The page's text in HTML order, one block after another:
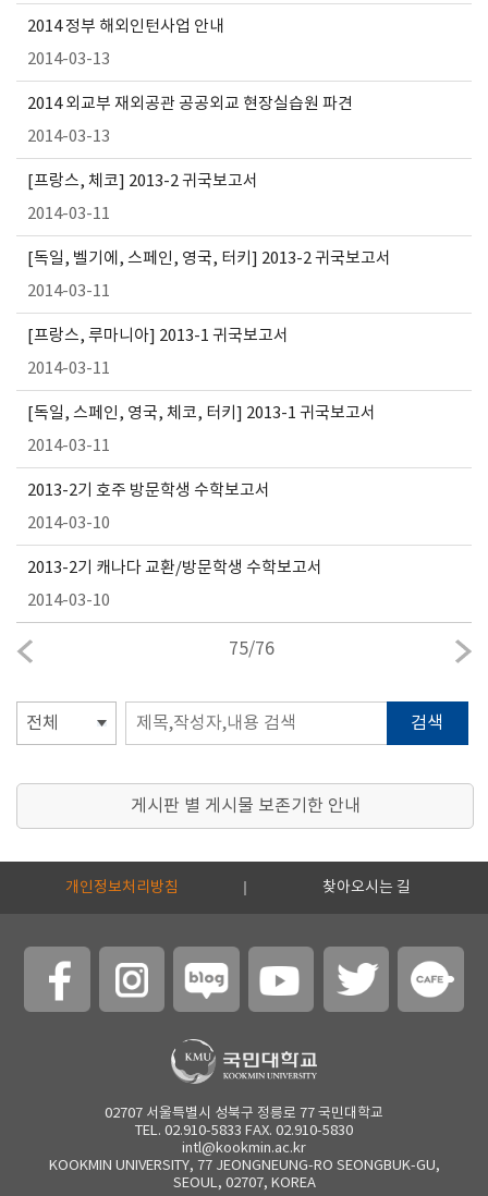
2014 정부 해외인턴사업 안내
2014-03-13
2014 외교부 재외공관 공공외교 현장실습원 파견
2014-03-13
[프랑스, 체코] 2013-2 귀국보고서
2014-03-11
[독일, 벨기에, 스페인, 영국, 터키] 2013-2 귀국보고서
2014-03-11
[프랑스, 루마니아] 2013-1 귀국보고서
2014-03-11
[독일, 스페인, 영국, 체코, 터키] 2013-1 귀국보고서
2014-03-11
2013-2기 호주 방문학생 수학보고서
2014-03-10
2013-2기 캐나다 교환/방문학생 수학보고서
2014-03-10
75/76
검색
게시판 별 게시물 보존기한 안내
개인정보처리방침 찾아오시는 길
02707 서울특별시 성북구 정릉로 77 국민대학교
TEL. 02.910-5833 FAX. 02.910-5830
intl@kookmin.ac.kr
KOOKMIN UNIVERSITY, 77 JEONGNEUNG-RO SEONGBUK-GU,
SEOUL, 02707, KOREA